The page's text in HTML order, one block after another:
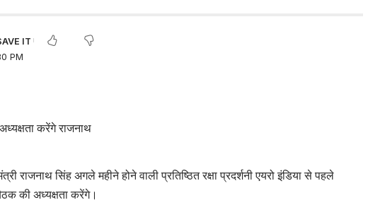
PM
राजनाथ सिंह अगले महीने होने वाली प्रतिष्ठित रक्षा प्रदर्शनी एयरो इंडिया से पहले
की अध्यक्षता करेंगे।